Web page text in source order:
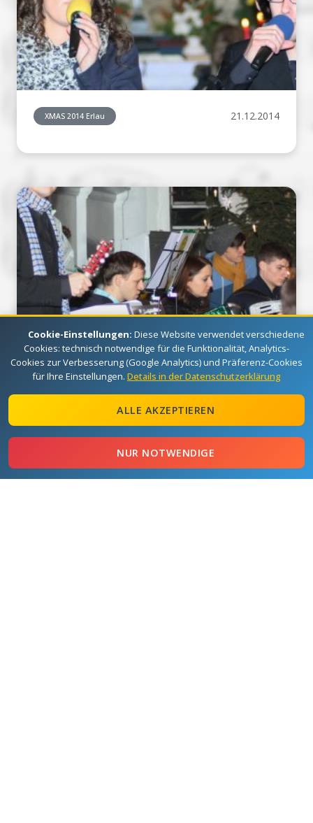
XMAS 2014 Erlau 21.12.2014
XMAS 2014 Erlau 21.12.2014
Cookie-Einstellungen: Diese Website verwendet verschiedene
Cookies: technisch notwendige für die Funktionalität, Analytics-
Cookies zur Verbesserung (Google Analytics) und Präferenz-Cookies
für Ihre Einstellungen. Details in der Datenschutzerklärung
ALLE AKZEPTIEREN
NUR NOTWENDIGE